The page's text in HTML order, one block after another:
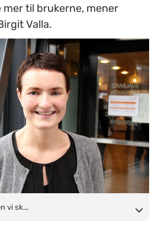
til brukerne, mener
Valla.
vi skal gå kommer vi frem til
vi sk...